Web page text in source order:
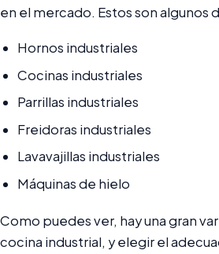
en el mercado. Estos son algunos
Hornos industriales
Cocinas industriales
Parrillas industriales
Freidoras industriales
Lavavajillas industriales
Máquinas de hielo
Como puedes ver, hay una gran
cocina industrial, y elegir el